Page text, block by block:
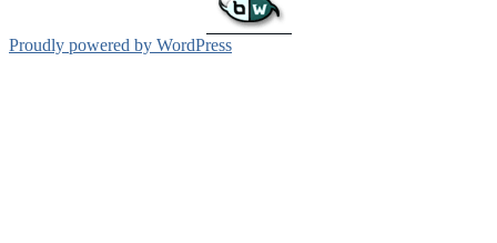
イ
Proudly powered by WordPress